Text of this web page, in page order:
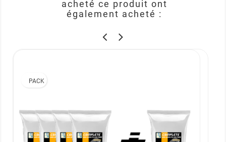
acheté ce produit ont
également acheté :
PACK